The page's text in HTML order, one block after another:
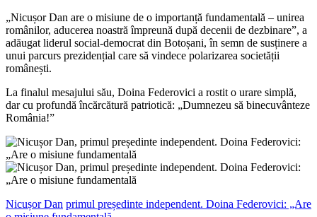
„Nicușor Dan are o misiune de o importanță fundamentală – unirea
românilor, aducerea noastră împreună după decenii de dezbinare”, a
adăugat liderul social-democrat din Botoșani, în semn de susținere a
unui parcurs prezidențial care să vindece polarizarea societății
românești.
La finalul mesajului său, Doina Federovici a rostit o urare simplă,
dar cu profundă încărcătură patriotică: „Dumnezeu să binecuvânteze
România!”
Nicușor Dan primul președinte independent. Doina Federovici: „Are